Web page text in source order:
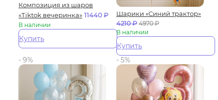
Композиция из шаров
«Тiktok вечеринка» 11440₽
В наличии
Купить
Шарики «Синий трактор»
4210₽ 4970₽
В наличии
Купить
- 9%
- 5%